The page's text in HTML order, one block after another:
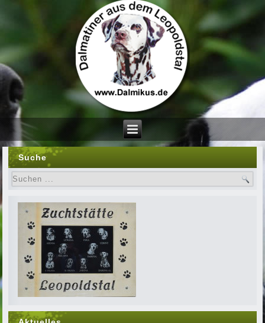
Suche